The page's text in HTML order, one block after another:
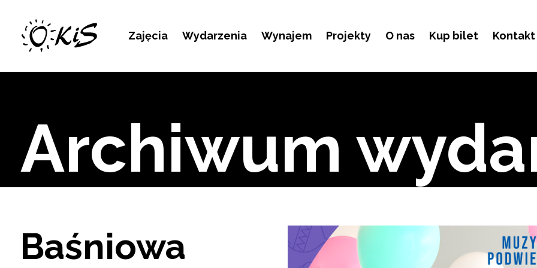
Zajęcia Wydarzenia Wynajem Projekty O nas Kup bilet Kontakt
Kontakt
Archiwum
Baśniowa